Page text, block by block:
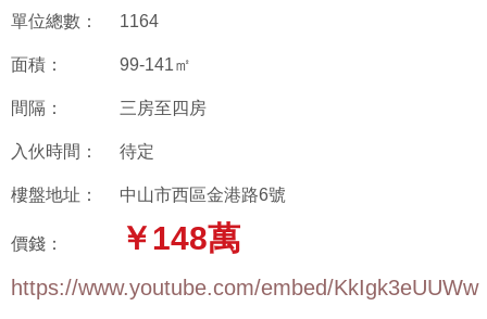
單位總數： 1164
面積： 99-141㎡
間隔： 三房至四房
入伙時間： 待定
樓盤地址： 中山市西區金港路6號
價錢： ￥148萬
https://www.youtube.com/embed/KkIgk3eUUWw